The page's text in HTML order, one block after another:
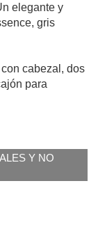
elegante y
gris
cabezal, dos
para
Y NO